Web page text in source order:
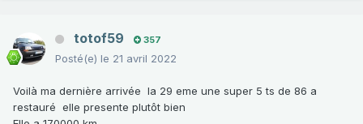
totof59 357
Posté(e) le 21 avril 2022
Voilà ma dernière arrivée la 29 eme une super 5 ts de 86 a
restauré elle presente plutôt bien